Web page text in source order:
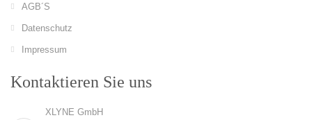
AGB´S
Datenschutz
Impressum
Kontaktieren Sie uns
XLYNE GmbH